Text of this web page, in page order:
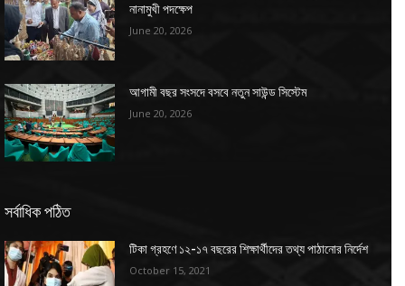
নানামুখী পদক্ষেপ
June 20, 2026
আগামী বছর সংসদে বসবে নতুন সাউন্ড সিস্টেম
June 20, 2026
সর্বাধিক পঠিত
টিকা গ্রহণে ১২-১৭ বছরের শিক্ষার্থীদের তথ্য পাঠানোর নির্দেশ
October 15, 2021